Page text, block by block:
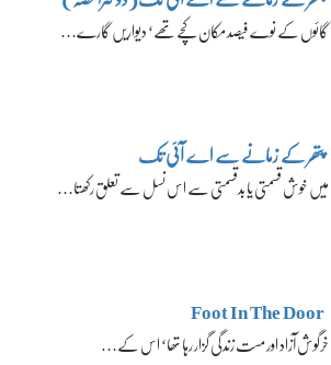
گائوں کے نوے فیصد مکان کچے تھے‘ دیواریں گارے…
پتھر کے زمانے سے اے آئی تک
میں خوش قسمتی یا بدقسمتی سے اس نسل سے تعلق رکھتا…
Foot In The Door
خرگوش آزاد اور مست زندگی گزار رہا تھا‘ اس کے…